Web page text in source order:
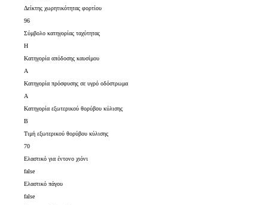
Δείκτης χωρητικότητας φορτίου
96
Σύμβολο κατηγορίας ταχύτητας
H
Κατηγορία απόδοσης καυσίμου
A
Κατηγορία πρόσφυσης σε υγρό οδόστρωμα
A
Κατηγορία εξωτερικού θορύβου κύλισης
B
Τιμή εξωτερικού θορύβου κύλισης
70
Ελαστικό για έντονο χιόνι
false
Ελαστικό πάγου
false